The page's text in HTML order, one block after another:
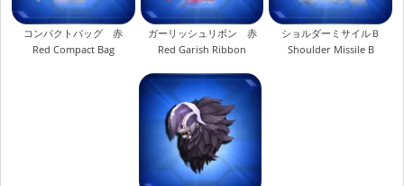
コンパクトバッグ 赤
Red Compact Bag
ガーリッシュリボン 赤
Red Garish Ribbon
ショルダーミサイルＢ
Shoulder Missile B